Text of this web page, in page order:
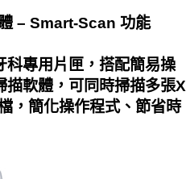
– Smart-Scan 功能
專用片匣，搭配簡易操
軟體，可同時掃描多張X
，簡化操作程式、節省時